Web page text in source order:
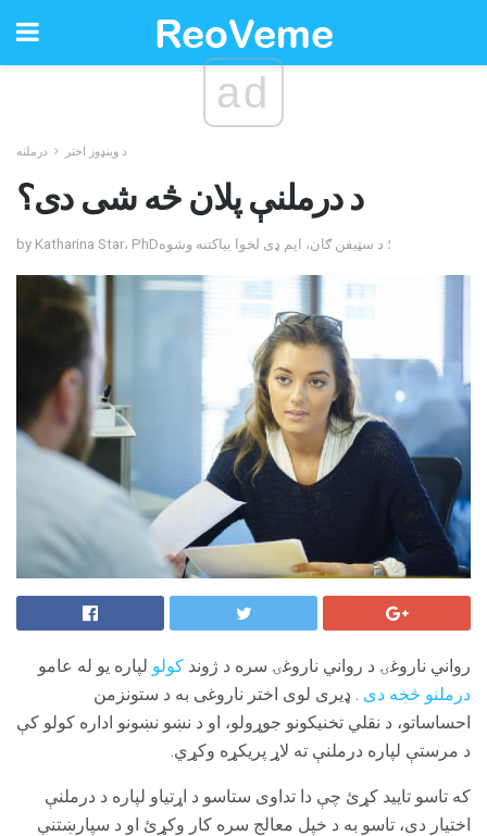
ad
د وینډوز اختر درملنه
د درملنې پلان څه شی دی؟
by Katharina Star، PhD؛ د سټیفن ګان، ایم ډی لخوا بیاکتنه وشوه
رواني ناروغۍ د رواني ناروغۍ سره د ژوند کولو لپاره یو له عامو
درملنو څخه دی . ډیری لوی اختر ناروغی به د ستونزمن
احساساتو، د نقلي تخنیکونو جوړولو، او د نښو نښونو اداره کولو کې
د مرستې لپاره درملنې ته لاړ پریکړه وکړي.
که تاسو تایید کړئ چې دا تداوی ستاسو د اړتیاو لپاره د درملنې
اختیار دی، تاسو به د خپل معالج سره کار وکړئ او د سپارښتنې